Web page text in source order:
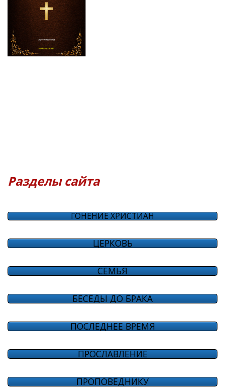
Разделы сайта
ГОНЕНИЕ ХРИСТИАН
ЦЕРКОВЬ
СЕМЬЯ
БЕСЕДЫ ДО БРАКА
ПОСЛЕДНЕЕ ВРЕМЯ
ПРОСЛАВЛЕНИЕ
ПРОПОВЕДНИКУ